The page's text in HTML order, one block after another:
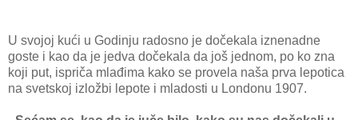
U svojoj kući u Godinju radosno je dočekala iznenadne
goste i kao da je jedva dočekala da još jednom, po ko zna
koji put, ispriča mlađima kako se provela naša prva lepotica
na svetskoj izložbi lepote i mladosti u Londonu 1907.